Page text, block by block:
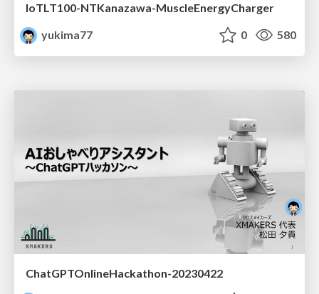
IoTLT100-NTKanazawa-MuscleEnergyCharger
yukima77
0 580
ChatGPTOnlineHackathon-20230422